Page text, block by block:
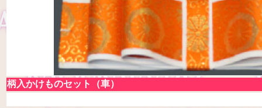
柄入かけものセット（車）